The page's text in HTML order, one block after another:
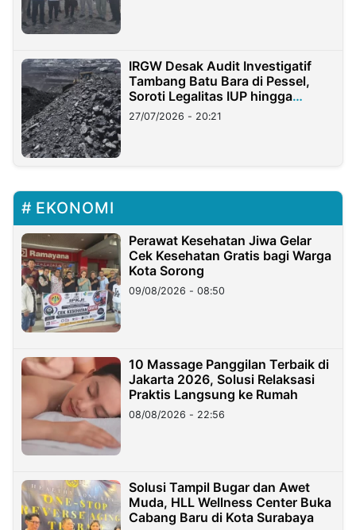
IRGW Desak Audit Investigatif
Tambang Batu Bara di Pessel,
Soroti Legalitas IUP hingga
Stockpile
27/07/2026 - 20:21
EKONOMI
Perawat Kesehatan Jiwa Gelar
Cek Kesehatan Gratis bagi Warga
Kota Sorong
09/08/2026 - 08:50
10 Massage Panggilan Terbaik di
Jakarta 2026, Solusi Relaksasi
Praktis Langsung ke Rumah
08/08/2026 - 22:56
Solusi Tampil Bugar dan Awet
Muda, HLL Wellness Center Buka
Cabang Baru di Kota Surabaya